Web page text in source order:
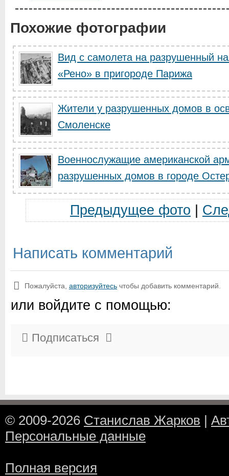
Похожие фотографии
Вид с самолета на разрушенный
«Рено» в пригороде Парижа
Жители у разрушенных домов в
Смоленске
Военнослужащие американской
разрушенных домов в городе
Предыдущее фото
Написать комментарий
Пожалуйста, авторизуйтесь чтобы добавить комментарий.
или войдите с помощью:
Подписаться
© 2009-2026 Станислав Жарков |
Персональные данные
Полная версия